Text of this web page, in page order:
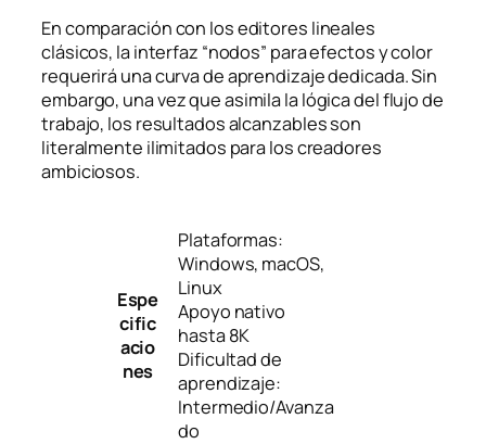
En comparación con los editores lineales
clásicos, la interfaz “nodos” para efectos y color
requerirá una curva de aprendizaje dedicada. Sin
embargo, una vez que asimila la lógica del flujo de
trabajo, los resultados alcanzables son
literalmente ilimitados para los creadores
ambiciosos.
Espe
cific
acio
nes
Plataformas:
Windows, macOS,
Linux
Apoyo nativo
hasta 8K
Dificultad de
aprendizaje:
Intermedio/Avanza
do